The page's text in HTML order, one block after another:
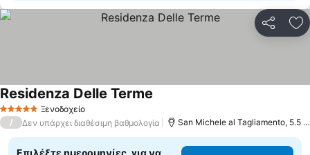
5 Αστέρια Ξενοδοχείο
Residenza Delle Terme
/ Δεν υπάρχει διαθέσιμη βαθμολογία San Michele al Tagliamento, 5.5
Επιλέξτε ημερομηνίες, για να